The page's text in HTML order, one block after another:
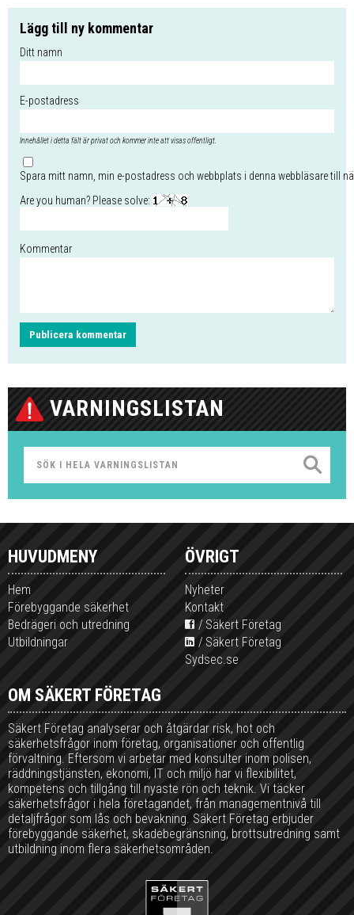
Lägg till ny kommentar
Ditt namn
E-postadress
Innehållet i detta fält är privat och kommer inte att visas offentligt.
Spara mitt namn, min e-postadress och webbplats i denna webbläsare till
Are you human? Please solve:
Kommentar
VARNINGSLISTAN
HUVUDMENY
Hem
Förebyggande säkerhet
Bedrägeri och utredning
Utbildningar
ÖVRIGT
Nyheter
Kontakt
Säkert Företag
Säkert Företag
Sydsec.se
OM SÄKERT FÖRETAG
Säkert Företag analyserar och åtgärdar risk, hot och
säkerhetsfrågor inom företag, organisationer och offentlig
förvaltning. Eftersom vi arbetar med konsulter inom polisen,
räddningstjänsten, ekonomi, IT och miljö har vi flexibilitet,
kompetens och tillgång till nyaste rön och teknik. Vi täcker
säkerhetsfrågor i hela företagandet, från managementnivå till
detaljfrågor som lås och bevakning. Säkert Företag erbjuder
förebyggande säkerhet, skadebegränsning, brottsutredning samt
utbildning inom flera säkerhetsområden.